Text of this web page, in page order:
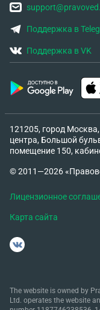
Поддержка в
Поддержка в VK
121205, город
центра, Большой
помещение 150,
© 2011—2026
Лицензионное
Карта сайта
The website is owned by
Ltd. operates the website